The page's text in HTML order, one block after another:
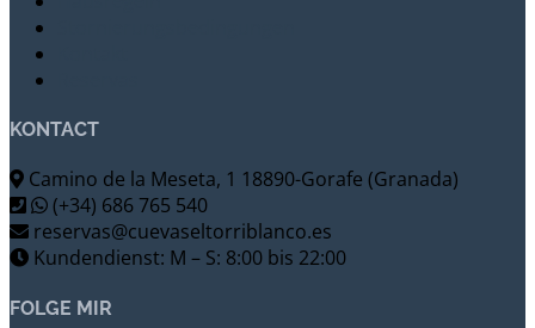
KONTACT
Camino de la Meseta, 1 18890-Gorafe (Granada)
(+34) 686 765 540
reservas@cuevaseltorriblanco.es
Kundendienst: M – S: 8:00 bis 22:00
FOLGE MIR